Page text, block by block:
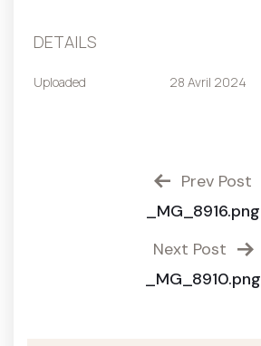
DETAILS
Uploaded 28 Avril 2024
Prev Post
_MG_8916.png
Next Post
_MG_8910.png